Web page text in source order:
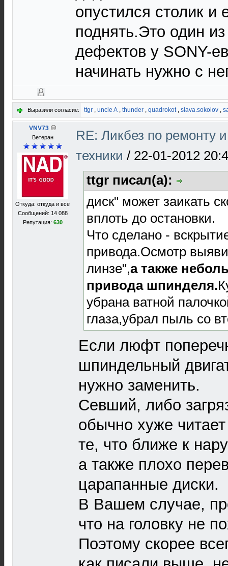
опустился столик и
поднять.Это один
дефектов у SONY-
начинать нужно с
Выразили согласие: ttgr , uncle A , thunder , quadrokot, slava.sokolov ,
VNV73
Ветеран
Откуда: откуда и все
Сообщений: 14 088
Репутация: 630
RE: Ликбез по ремонту
техники / 22-01-2012
ttgr писал(а):
диск" может заикать
вплоть до остановки.
Что сделано -
привода.Осмотр
линзе",а также
привода шпинделя.
убрана ватной
глаза,убрал пыль со
Если люфт
шпиндельный
нужно заменить.
Севший, либо
обычно хуже
те, что ближе к
а также плохо
царапанные диски.
В Вашем случае,
что на головку не
Поэтому скорее